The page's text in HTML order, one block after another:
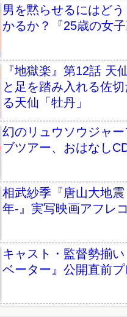
男を黙らせるにはど
かるか？『25歳の女
『地獄楽』第12話 天
と足を踏み入れる佐
る天仙「牡丹」
幻のリュウソウジャ
ブツアー、おはなし
相武紗季『唐山大地
年-』実写映画アフレ
キャスト・監督勢揃
ベーター』公開直前